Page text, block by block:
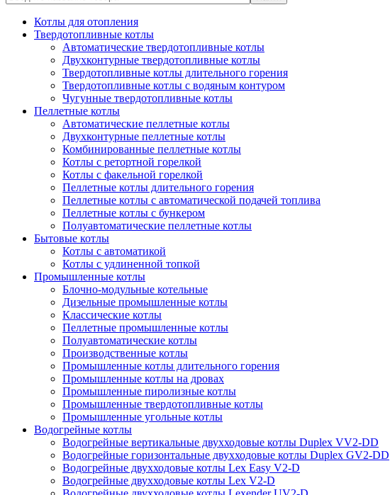
Котлы для отопления
Твердотопливные котлы
Автоматические твердотопливные котлы
Двухконтурные твердотопливные котлы
Твердотопливные котлы длительного горения
Твердотопливные котлы с водяным контуром
Чугунные твердотопливные котлы
Пеллетные котлы
Автоматические пеллетные котлы
Двухконтурные пеллетные котлы
Комбинированные пеллетные котлы
Котлы с ретортной горелкой
Котлы с факельной горелкой
Пеллетные котлы длительного горения
Пеллетные котлы с автоматической подачей топлива
Пеллетные котлы с бункером
Полуавтоматические пеллетные котлы
Бытовые котлы
Котлы с автоматикой
Котлы с удлиненной топкой
Промышленные котлы
Блочно-модульные котельные
Дизельные промышленные котлы
Классические котлы
Пеллетные промышленные котлы
Полуавтоматические котлы
Производственные котлы
Промышленные котлы длительного горения
Промышленные котлы на дровах
Промышленные пиролизные котлы
Промышленные твердотопливные котлы
Промышленные угольные котлы
Водогрейные котлы
Водогрейные вертикальные двухходовые котлы Duplex VV2-DD
Водогрейные горизонтальные двухходовые котлы Duplex GV2-DD
Водогрейные двухходовые котлы Lex Easy V2-D
Водогрейные двухходовые котлы Lex V2-D